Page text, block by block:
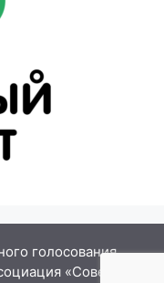
голосования
«Совет